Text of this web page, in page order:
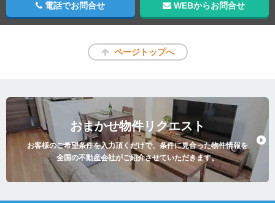
電話でお問合せ WEBからお問合せ
ページトップへ
おまかせ物件リクエスト
お客様のご希望条件を入力頂くだけで、条件に見合った物件情報を
全国の不動産会社がご紹介させていただきます。